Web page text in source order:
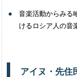
音楽活動からみる
けるロシア人の
アイヌ・ 先住